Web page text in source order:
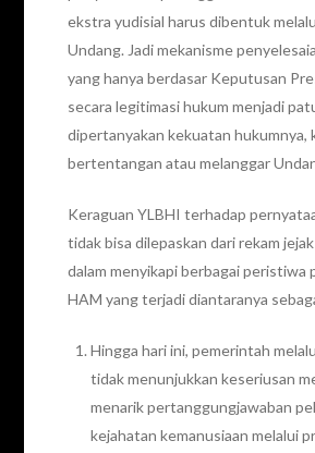
ekstra yudisial harus dibentuk
Undang. Jadi mekanisme
yang hanya berdasar Keputusan
secara legitimasi hukum menjadi
dipertanyakan kekuatan hukumnya,
bertentangan atau melanggar
Keraguan YLBHI terhadap
tidak bisa dilepaskan dari rekam
dalam menyikapi berbagai peristiwa
HAM yang terjadi diantaranya
Hingga hari ini, pemerintah
tidak menunjukkan keseriusan
menarik pertanggungjawaban
kejahatan kemanusiaan melalui